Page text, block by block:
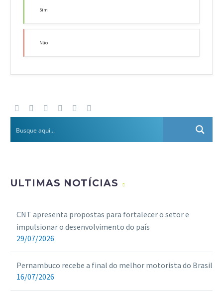
Sim
Não
ULTIMAS NOTÍCIAS
CNT apresenta propostas para fortalecer o setor e
impulsionar o desenvolvimento do país
29/07/2026
Pernambuco recebe a final do melhor motorista do Brasil
16/07/2026